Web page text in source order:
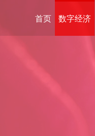
首页 数字经济